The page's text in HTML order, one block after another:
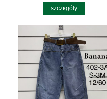
szczegóły